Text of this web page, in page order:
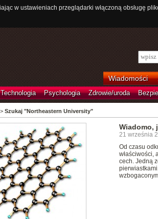
w ustawieniach przeglądarki włączoną obsługę
Wiadomości
Technologia Psychologia Zdrowie/uroda
Szukaj "Northeastern University"
Wiadomo,
21 września
Od czasu
właściwości,
cech. Jedną